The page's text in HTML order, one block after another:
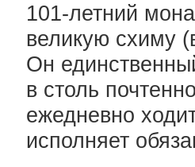
101-летний
великую схиму
Он
в столь
ежедневно
исполняет